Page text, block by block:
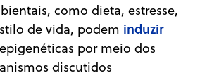
como dieta, estresse,
de vida, podem induzir
por meio dos
discutidos